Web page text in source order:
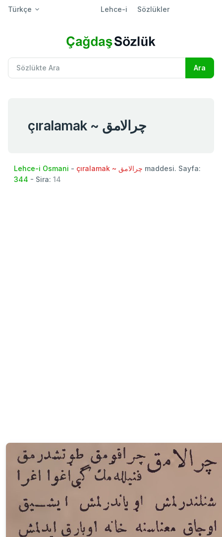
Türkçe Lehce-i Sözlükler
çıralamak ~ چرالامق
Lehce-i Osmani - çıralamak ~ چرالامق maddesi. Sayfa:
344 - Sira: 14